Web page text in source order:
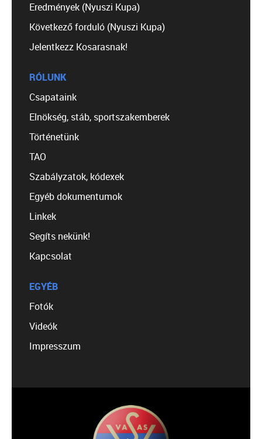
Eredmények (Nyuszi Kupa)
Következő forduló (Nyuszi Kupa)
Jelentkezz Kosarasnak!
RÓLUNK
Csapataink
Elnökség, stáb, sportszakemberek
Történetünk
TAO
Szabályzatok, kódexek
Egyéb dokumentumok
Linkek
Segíts nekünk!
Kapcsolat
EGYÉB
Fotók
Videók
Impresszum